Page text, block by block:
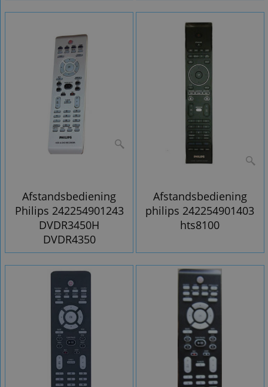
Afstandsbediening
Philips 242254901243
DVDR3450H
DVDR4350
Afstandsbediening
philips 242254901403
hts8100